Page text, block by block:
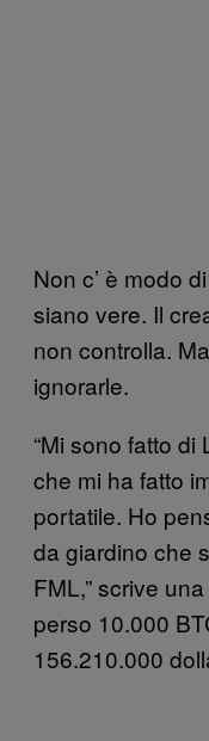
Non c’ è modo
siano vere. Il
non controlla.
ignorarle.
“Mi sono fatto
che mi ha fatto
portatile. Ho
da giardino che
FML,” scrive
perso 10.000
156.210.000